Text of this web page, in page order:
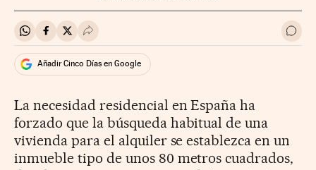
Compartir en Whatsapp
Compartir en Facebook
Compartir en Twitter
Desplegar Redes Sociales Ir a
Añadir Cinco Días en Google
La necesidad residencial en España ha
forzado que la búsqueda habitual de una
vivienda para el alquiler se establezca en un
inmueble tipo de unos 80 metros cuadrados,